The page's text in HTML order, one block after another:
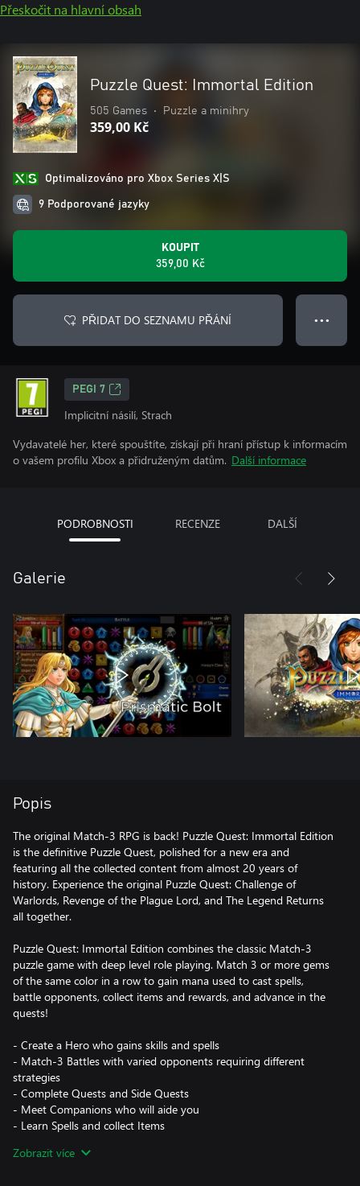
Přeskočit na hlavní obsah
Puzzle Quest: Immortal Edition
505 Games • Puzzle a minihry
359,00 Kč
Optimalizováno pro Xbox Series X|S
9 Podporované jazyky
KOUPIT
359,00 Kč
PŘIDAT DO SEZNAMU PŘÁNÍ ● ● ●
PEGI 7
Implicitní násilí, Strach
Vydavatelé her, které spouštíte, získají při hraní přístup k informacím
o vašem profilu Xbox a přidruženým datům. Další informace
PODROBNOSTI RECENZE DALŠÍ
Galerie
Popis
The original Match-3 RPG is back! Puzzle Quest: Immortal Edition
is the definitive Puzzle Quest, polished for a new era and
featuring all the collected content from almost 20 years of
history. Experience the original Puzzle Quest: Challenge of
Warlords, Revenge of the Plague Lord, and The Legend Returns
all together.
Puzzle Quest: Immortal Edition combines the classic Match-3
puzzle game with deep level role playing. Match 3 or more gems
of the same color in a row to gain mana used to cast spells,
battle opponents, collect items and rewards, and advance in the
quests!
- Create a Hero who gains skills and spells
- Match-3 Battles with varied opponents requiring different
strategies
- Complete Quests and Side Quests
- Meet Companions who will aide you
- Learn Spells and collect Items
- Capture creatures, use them as Mounts and train them
Zobrazit více